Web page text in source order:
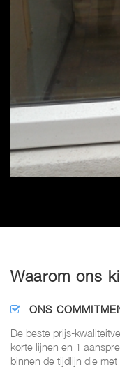
Waarom ons
ONS
De beste prijs-
korte lijnen en 1
binnen de tijdlijn die